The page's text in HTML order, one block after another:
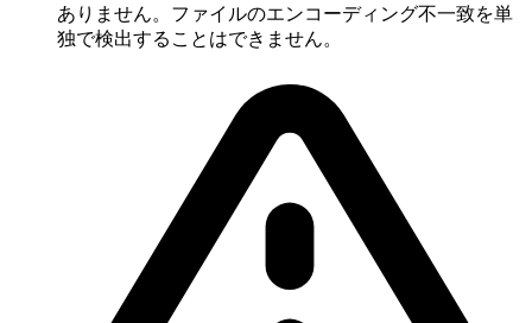
ありません。ファイルのエンコーディング不一致を単
独で検出することはできません。